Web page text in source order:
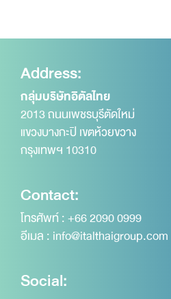
Address:
กลุ่มบริษัทอิตัลไทย
2013 ถนนเพชรบุรีตัดใหม่
แขวงบางกะปิ เขตห้วยขวาง
กรุงเทพฯ 10310
Contact:
โทรศัพท์ :+66 2090 0999
อีเมล : info@italthaigroup.com
Social: